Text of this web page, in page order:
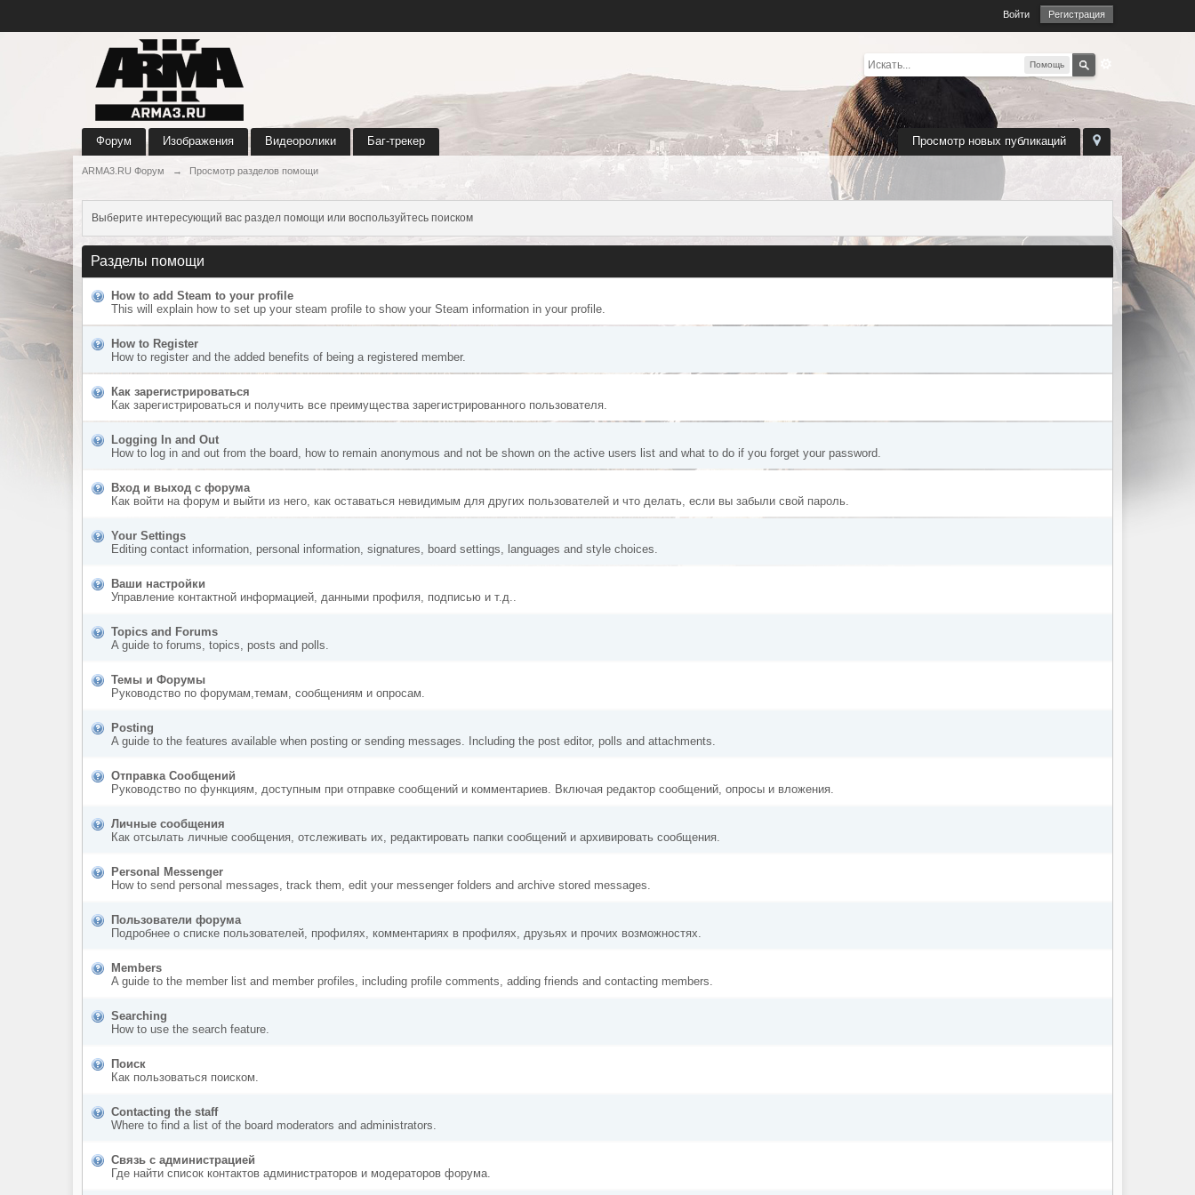
Войти Регистрация
Помощь
Просмотр новых публикаций
Форум Изображения Видеоролики Баг-трекер
ARMA3.RU Форум → Просмотр разделов помощи
Выберите интересующий вас раздел помощи или воспользуйтесь поиском
Разделы помощи
How to add Steam to your profile
This will explain how to set up your steam profile to show your Steam information in your profile.
How to Register
How to register and the added benefits of being a registered member.
Как зарегистрироваться
Как зарегистрироваться и получить все преимущества зарегистрированного пользователя.
Logging In and Out
How to log in and out from the board, how to remain anonymous and not be shown on the active users list and what to do if you forget your password.
Вход и выход с форума
Как войти на форум и выйти из него, как оставаться невидимым для других пользователей и что делать, если вы забыли свой пароль.
Your Settings
Editing contact information, personal information, signatures, board settings, languages and style choices.
Ваши настройки
Управление контактной информацией, данными профиля, подписью и т.д..
Topics and Forums
A guide to forums, topics, posts and polls.
Темы и Форумы
Руководство по форумам,темам, сообщениям и опросам.
Posting
A guide to the features available when posting or sending messages. Including the post editor, polls and attachments.
Отправка Сообщений
Руководство по функциям, доступным при отправке сообщений и комментариев. Включая редактор сообщений, опросы и вложения.
Личные сообщения
Как отсылать личные сообщения, отслеживать их, редактировать папки сообщений и архивировать сообщения.
Personal Messenger
How to send personal messages, track them, edit your messenger folders and archive stored messages.
Пользователи форума
Подробнее о списке пользователей, профилях, комментариях в профилях, друзьях и прочих возможностях.
Members
A guide to the member list and member profiles, including profile comments, adding friends and contacting members.
Searching
How to use the search feature.
Поиск
Как пользоваться поиском.
Contacting the staff
Where to find a list of the board moderators and administrators.
Связь с администрацией
Где найти список контактов администраторов и модераторов форума.